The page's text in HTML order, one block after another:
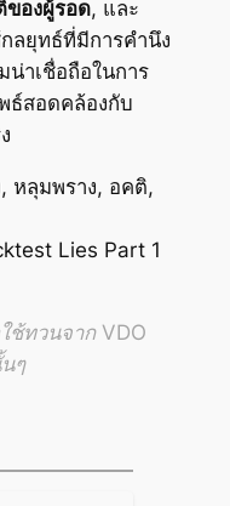
ของผู้รอด, และ
ลยุทธ์ที่มีการคำนึง
น่าเชื่อถือในการ
ธ์สอดคล้องกับ
หลุมพราง, อคติ,
Lies Part 1
ช้ทวนจาก VDO
ๆ